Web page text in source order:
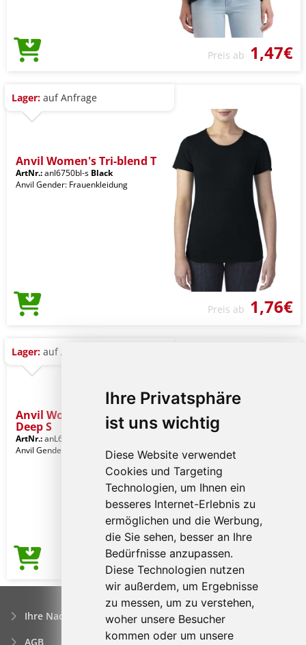
Ihre Privatsphäre
ist uns wichtig
Diese Website verwendet
Cookies und Targeting
Technologien, um Ihnen ein
besseres Internet-Erlebnis zu
ermöglichen und die Werbung,
die Sie sehen, besser an Ihre
Bedürfnisse anzupassen.
Diese Technologien nutzen
wir außerdem, um Ergebnisse
zu messen, um zu verstehen,
woher unsere Besucher
kommen oder um unsere
Preis ab 1,47€
Lager: auf Anfrage
Anvil Women's Tri-blend T
ArtNr.:anl6750bl-s Black
Anvil Gender: Frauenkleidung
Preis ab 1,76€
Lager: auf Anfrage
Anvil Women’s Tri-blend
Deep S
ArtNr.:anL6756bl-s
Anvil Gender: Frauenkleidung
Preis ab
Ihre Nachfrage
AGB